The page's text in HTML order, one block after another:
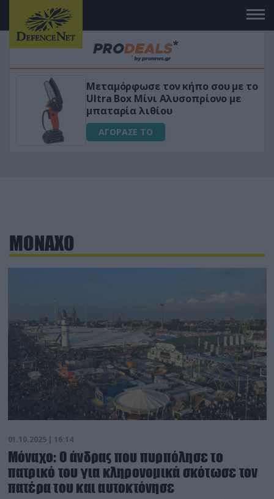
Μεταμόρφωσε τον κήπο σου με το
Ultra Box Μίνι Αλυσοπρίονο με
μπαταρία λιθίου
ΑΓΟΡΑΣΕ ΤΟ
ΜΟΝΑΧΟ
01.10.2025 | 16:14
Μόναχο: Ο άνδρας που πυρπόλησε το
πατρικό του για κληρονομικά σκότωσε τον
πατέρα του και αυτοκτόνησε